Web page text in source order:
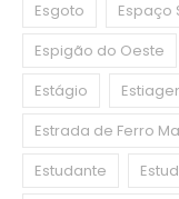
Esgoto
Espaço
Espigão do Oeste
Estágio
Estrada de Ferro
Estudante